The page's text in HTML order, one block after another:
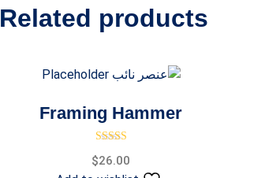
Related products
Framing Hammer
تم التقييم5.00
$26.00